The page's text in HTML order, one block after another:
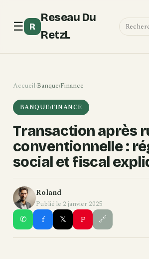
☰ R
Reseau Du
RetzL
Accueil›Banque/Finance
BANQUE/FINANCE
Transaction après
conventionnelle :
social et fiscal
Roland
Publié le 2 janvier 2025
✆ f 𝕏 P 🔗